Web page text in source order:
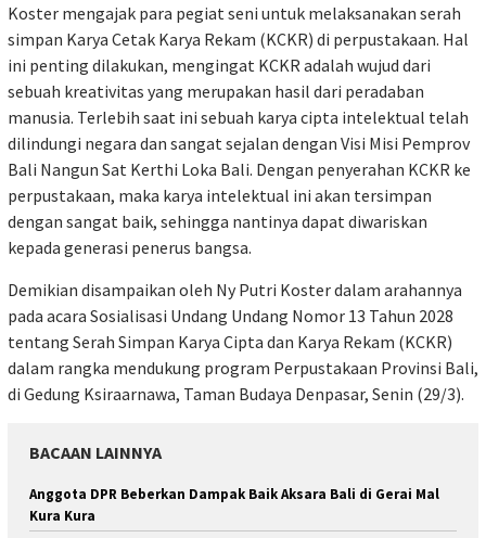
Koster mengajak para pegiat seni untuk melaksanakan serah
simpan Karya Cetak Karya Rekam (KCKR) di perpustakaan. Hal
ini penting dilakukan, mengingat KCKR adalah wujud dari
sebuah kreativitas yang merupakan hasil dari peradaban
manusia. Terlebih saat ini sebuah karya cipta intelektual telah
dilindungi negara dan sangat sejalan dengan Visi Misi Pemprov
Bali Nangun Sat Kerthi Loka Bali. Dengan penyerahan KCKR ke
perpustakaan, maka karya intelektual ini akan tersimpan
dengan sangat baik, sehingga nantinya dapat diwariskan
kepada generasi penerus bangsa.
Demikian disampaikan oleh Ny Putri Koster dalam arahannya
pada acara Sosialisasi Undang Undang Nomor 13 Tahun 2028
tentang Serah Simpan Karya Cipta dan Karya Rekam (KCKR)
dalam rangka mendukung program Perpustakaan Provinsi Bali,
di Gedung Ksiraarnawa, Taman Budaya Denpasar, Senin (29/3).
BACAAN LAINNYA
Anggota DPR Beberkan Dampak Baik Aksara Bali di Gerai Mal
Kura Kura